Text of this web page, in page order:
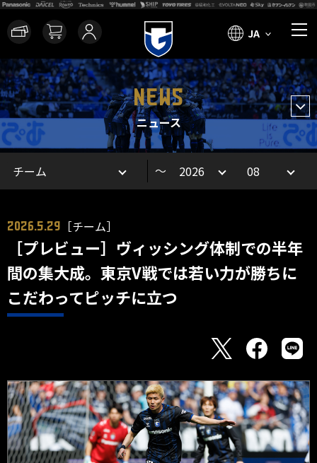
JA
NEWS
ニュース
～
2026.5.29 ［チーム］
［プレビュー］ヴィッシング体制での半年
間の集大成。東京V戦では若い力が勝ちに
こだわってピッチに立つ